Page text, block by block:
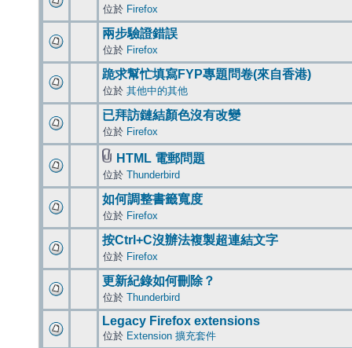
位於 Firefox
兩步驗證錯誤
位於 Firefox
跪求幫忙填寫FYP專題問卷(來自香港)
位於 其他中的其他
已拜訪鏈結顏色沒有改變
位於 Firefox
HTML 電郵問題
位於 Thunderbird
如何調整書籤寬度
位於 Firefox
按Ctrl+C沒辦法複製超連結文字
位於 Firefox
更新紀錄如何刪除？
位於 Thunderbird
Legacy Firefox extensions
位於 Extension 擴充套件